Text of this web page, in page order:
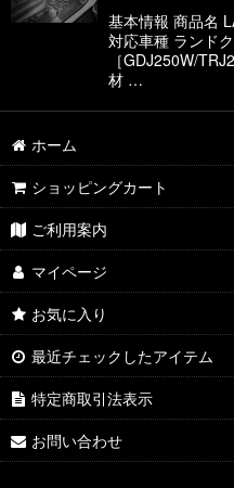
基本情報 商品名
対応車種 ランド
［GDJ250W/
材 …
ホーム
ショッピングカート
ご利用案内
マイページ
お気に入り
最近チェックしたアイテム
特定商取引法表示
お問い合わせ